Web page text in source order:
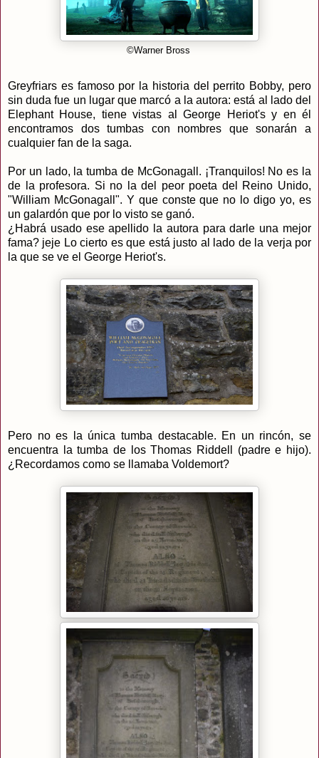
©Warner Bross
Greyfriars es famoso por la historia del perrito Bobby, pero
sin duda fue un lugar que marcó a la autora: está al lado del
Elephant House, tiene vistas al George Heriot's y en él
encontramos dos tumbas con nombres que sonarán a
cualquier fan de la saga.
Por un lado, la tumba de McGonagall. ¡Tranquilos! No es la
de la profesora. Si no la del peor poeta del Reino Unido,
"William McGonagall". Y que conste que no lo digo yo, es
un galardón que por lo visto se ganó.
¿Habrá usado ese apellido la autora para darle una mejor
fama? jeje Lo cierto es que está justo al lado de la verja por
la que se ve el George Heriot's.
Pero no es la única tumba destacable. En un rincón, se
encuentra la tumba de los Thomas Riddell (padre e hijo).
¿Recordamos como se llamaba Voldemort?